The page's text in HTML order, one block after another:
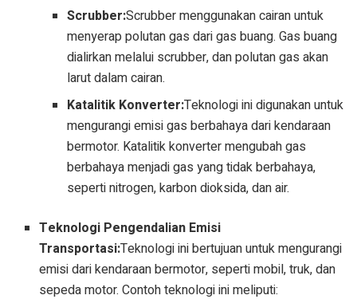
Scrubber:Scrubber menggunakan cairan untuk
menyerap polutan gas dari gas buang. Gas buang
dialirkan melalui scrubber, dan polutan gas akan
larut dalam cairan.
Katalitik Konverter:Teknologi ini digunakan untuk
mengurangi emisi gas berbahaya dari kendaraan
bermotor. Katalitik konverter mengubah gas
berbahaya menjadi gas yang tidak berbahaya,
seperti nitrogen, karbon dioksida, dan air.
Teknologi Pengendalian Emisi
Transportasi:Teknologi ini bertujuan untuk mengurangi
emisi dari kendaraan bermotor, seperti mobil, truk, dan
sepeda motor. Contoh teknologi ini meliputi: